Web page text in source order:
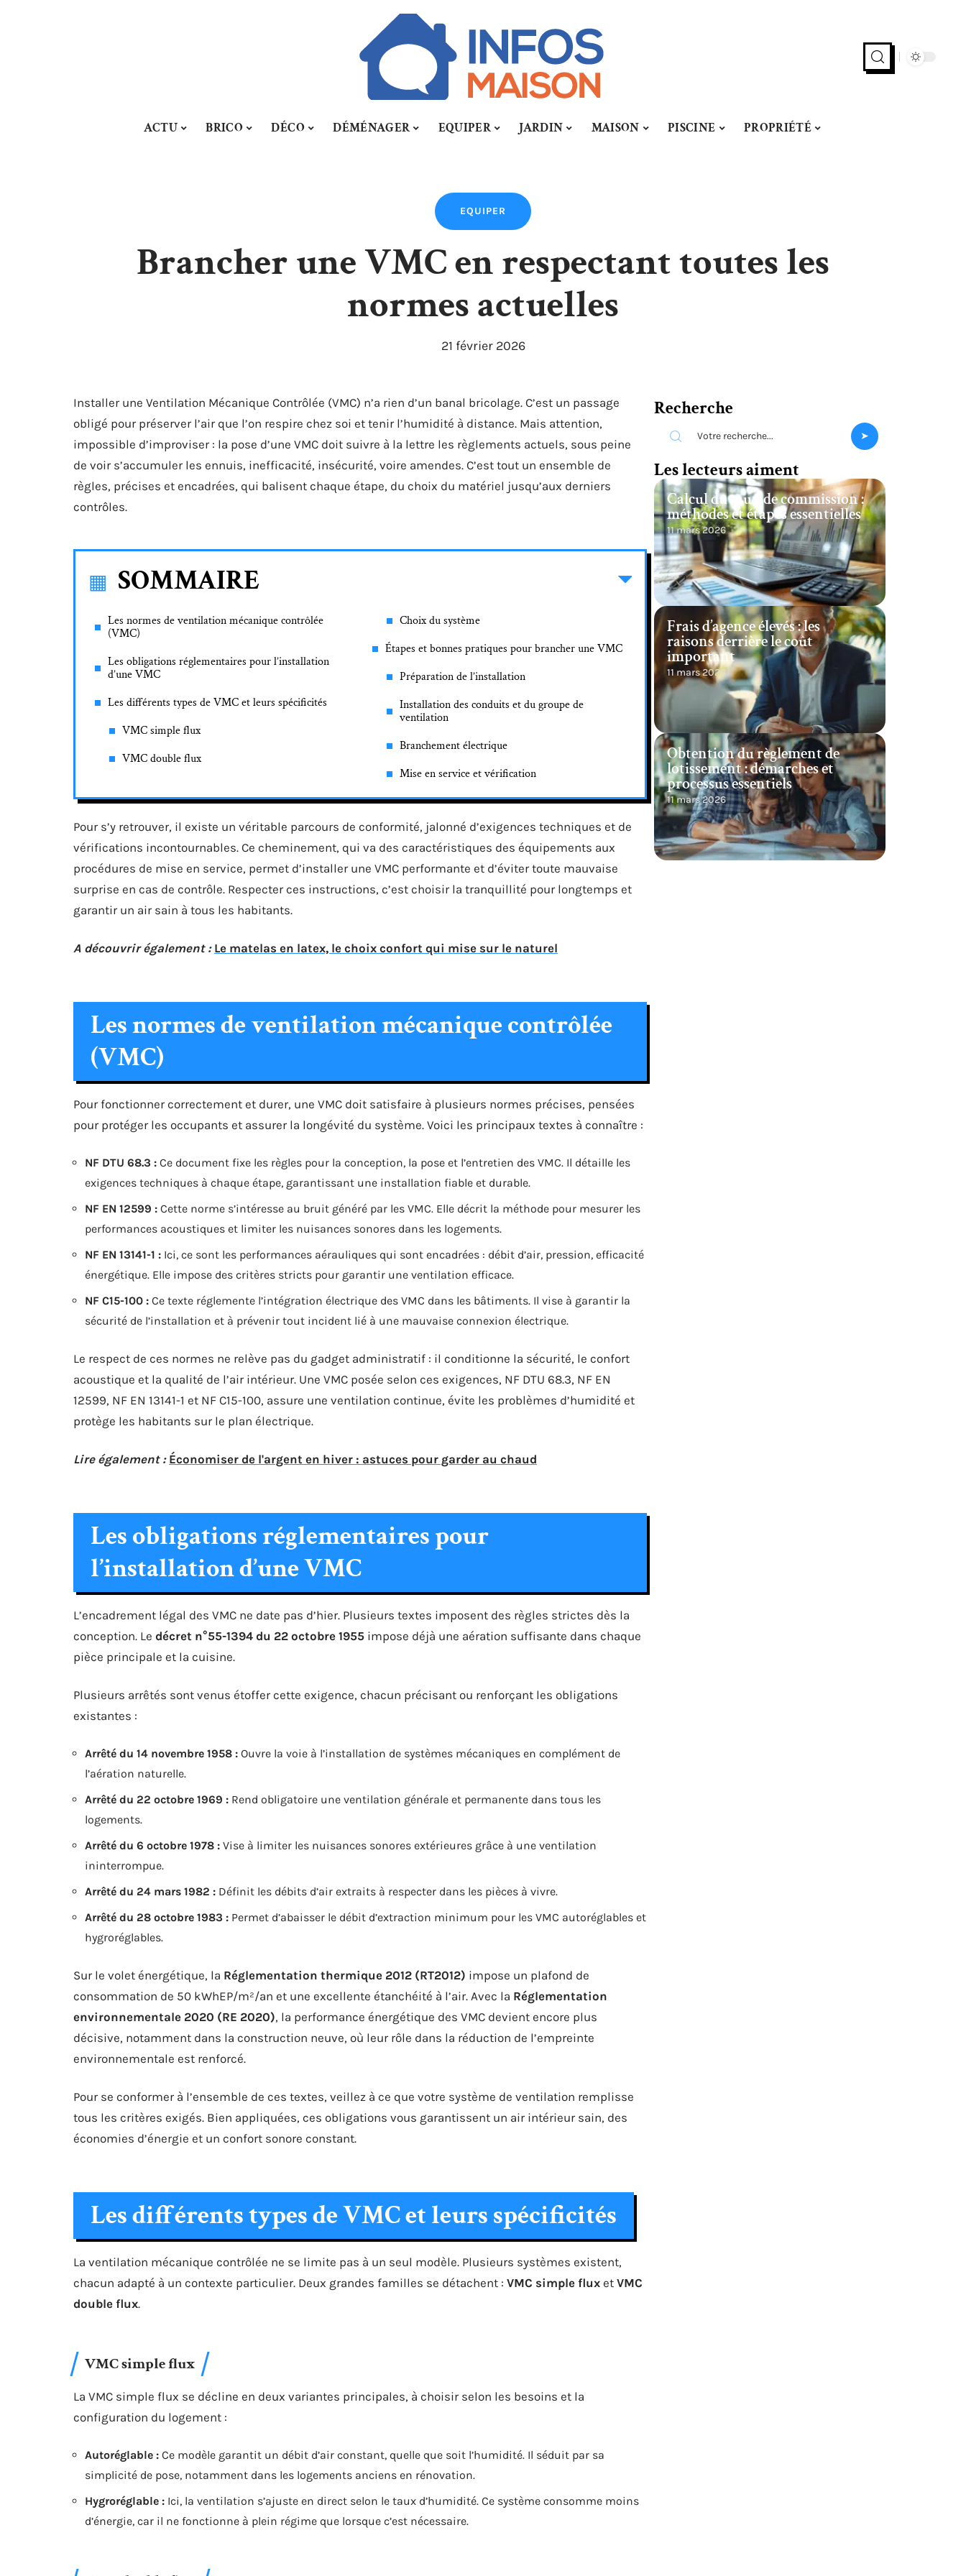
ACTU BRICO DÉCO DÉMÉNAGER EQUIPER JARDIN MAISON PISCINE PROPRIÉTÉ
EQUIPER
Brancher une VMC en respectant toutes les
normes actuelles
21 février 2026
Installer une Ventilation Mécanique Contrôlée (VMC) n’a rien d’un banal bricolage. C’est un passage
obligé pour préserver l’air que l’on respire chez soi et tenir l’humidité à distance. Mais attention,
impossible d’improviser : la pose d’une VMC doit suivre à la lettre les règlements actuels, sous peine
de voir s’accumuler les ennuis, inefficacité, insécurité, voire amendes. C’est tout un ensemble de
règles, précises et encadrées, qui balisent chaque étape, du choix du matériel jusqu’aux derniers
contrôles.
SOMMAIRE
Les normes de ventilation mécanique contrôlée
(VMC)
Les obligations réglementaires pour l’installation
d’une VMC
Les différents types de VMC et leurs spécificités
VMC simple flux
VMC double flux
Choix du système
Étapes et bonnes pratiques pour brancher une VMC
Préparation de l’installation
Installation des conduits et du groupe de
ventilation
Branchement électrique
Mise en service et vérification
Pour s’y retrouver, il existe un véritable parcours de conformité, jalonné d’exigences techniques et de
vérifications incontournables. Ce cheminement, qui va des caractéristiques des équipements aux
procédures de mise en service, permet d’installer une VMC performante et d’éviter toute mauvaise
surprise en cas de contrôle. Respecter ces instructions, c’est choisir la tranquillité pour longtemps et
garantir un air sain à tous les habitants.
A découvrir également : Le matelas en latex, le choix confort qui mise sur le naturel
Les normes de ventilation mécanique contrôlée
(VMC)
Pour fonctionner correctement et durer, une VMC doit satisfaire à plusieurs normes précises, pensées
pour protéger les occupants et assurer la longévité du système. Voici les principaux textes à connaître :
NF DTU 68.3 : Ce document fixe les règles pour la conception, la pose et l’entretien des VMC. Il détaille les
exigences techniques à chaque étape, garantissant une installation fiable et durable.
NF EN 12599 : Cette norme s’intéresse au bruit généré par les VMC. Elle décrit la méthode pour mesurer les
performances acoustiques et limiter les nuisances sonores dans les logements.
NF EN 13141-1 : Ici, ce sont les performances aérauliques qui sont encadrées : débit d’air, pression, efficacité
énergétique. Elle impose des critères stricts pour garantir une ventilation efficace.
NF C15-100 : Ce texte réglemente l’intégration électrique des VMC dans les bâtiments. Il vise à garantir la
sécurité de l’installation et à prévenir tout incident lié à une mauvaise connexion électrique.
Le respect de ces normes ne relève pas du gadget administratif : il conditionne la sécurité, le confort
acoustique et la qualité de l’air intérieur. Une VMC posée selon ces exigences, NF DTU 68.3, NF EN
12599, NF EN 13141-1 et NF C15-100, assure une ventilation continue, évite les problèmes d’humidité et
protège les habitants sur le plan électrique.
Lire également : Économiser de l'argent en hiver : astuces pour garder au chaud
Les obligations réglementaires pour
l’installation d’une VMC
L’encadrement légal des VMC ne date pas d’hier. Plusieurs textes imposent des règles strictes dès la
conception. Le décret n°55-1394 du 22 octobre 1955 impose déjà une aération suffisante dans chaque
pièce principale et la cuisine.
Plusieurs arrêtés sont venus étoffer cette exigence, chacun précisant ou renforçant les obligations
existantes :
Arrêté du 14 novembre 1958 : Ouvre la voie à l’installation de systèmes mécaniques en complément de
l’aération naturelle.
Arrêté du 22 octobre 1969 : Rend obligatoire une ventilation générale et permanente dans tous les
logements.
Arrêté du 6 octobre 1978 : Vise à limiter les nuisances sonores extérieures grâce à une ventilation
ininterrompue.
Arrêté du 24 mars 1982 : Définit les débits d’air extraits à respecter dans les pièces à vivre.
Arrêté du 28 octobre 1983 : Permet d’abaisser le débit d’extraction minimum pour les VMC autoréglables et
hygroréglables.
Sur le volet énergétique, la Réglementation thermique 2012 (RT2012) impose un plafond de
consommation de 50 kWhEP/m²/an et une excellente étanchéité à l’air. Avec la Réglementation
environnementale 2020 (RE 2020), la performance énergétique des VMC devient encore plus
décisive, notamment dans la construction neuve, où leur rôle dans la réduction de l’empreinte
environnementale est renforcé.
Pour se conformer à l’ensemble de ces textes, veillez à ce que votre système de ventilation remplisse
tous les critères exigés. Bien appliquées, ces obligations vous garantissent un air intérieur sain, des
économies d’énergie et un confort sonore constant.
Les différents types de VMC et leurs spécificités
La ventilation mécanique contrôlée ne se limite pas à un seul modèle. Plusieurs systèmes existent,
chacun adapté à un contexte particulier. Deux grandes familles se détachent : VMC simple flux et VMC
double flux.
VMC simple flux
La VMC simple flux se décline en deux variantes principales, à choisir selon les besoins et la
configuration du logement :
Autoréglable : Ce modèle garantit un débit d’air constant, quelle que soit l’humidité. Il séduit par sa
simplicité de pose, notamment dans les logements anciens en rénovation.
Hygroréglable : Ici, la ventilation s’ajuste en direct selon le taux d’humidité. Ce système consomme moins
d’énergie, car il ne fonctionne à plein régime que lorsque c’est nécessaire.
Recherche
Les lecteurs aiment
Calcul du taux de commission :
méthodes et étapes essentielles
11 mars 2026
Frais d’agence élevés : les
raisons derrière le coût
important
11 mars 2026
Obtention du règlement de
lotissement : démarches et
processus essentiels
11 mars 2026